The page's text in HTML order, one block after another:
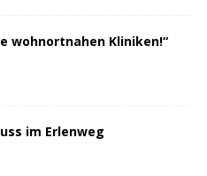
wohnortnahen Kliniken!“
im Erlenweg